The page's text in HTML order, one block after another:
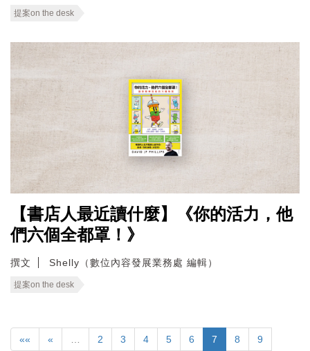
提案on the desk
【書店人最近讀什麼】《你的活力，他
們六個全都罩！》
撰文 Shelly（數位內容發展業務處 編輯）
提案on the desk
«« « 2 3 4 5 6 7 8 9